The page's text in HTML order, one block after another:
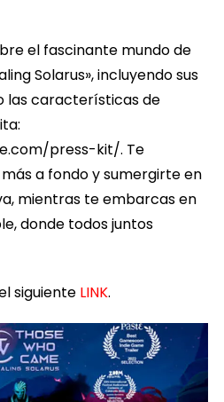
el fascinante mundo de
Solarus», incluyendo sus
las características de
press-kit/. Te
a fondo y sumergirte en
mientras te embarcas en
donde todos juntos
siguiente LINK.